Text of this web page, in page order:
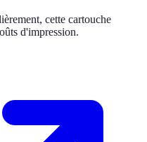
cette cartouche
d'impression.